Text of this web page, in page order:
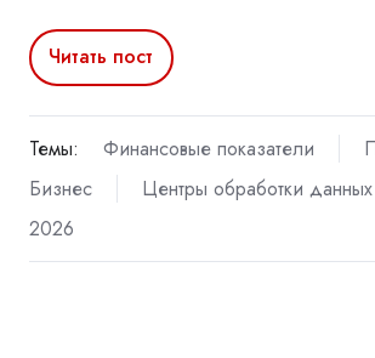
Читать пост
Темы: Финансовые показатели
Бизнес
Центры обработки
2026